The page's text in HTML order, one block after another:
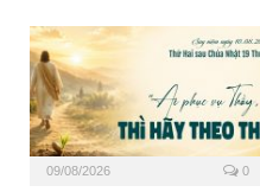
09/08/2026 0